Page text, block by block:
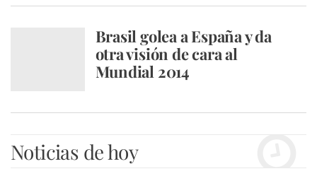
Brasil golea a España y da
otra visión de cara al
Mundial 2014
Noticias de hoy